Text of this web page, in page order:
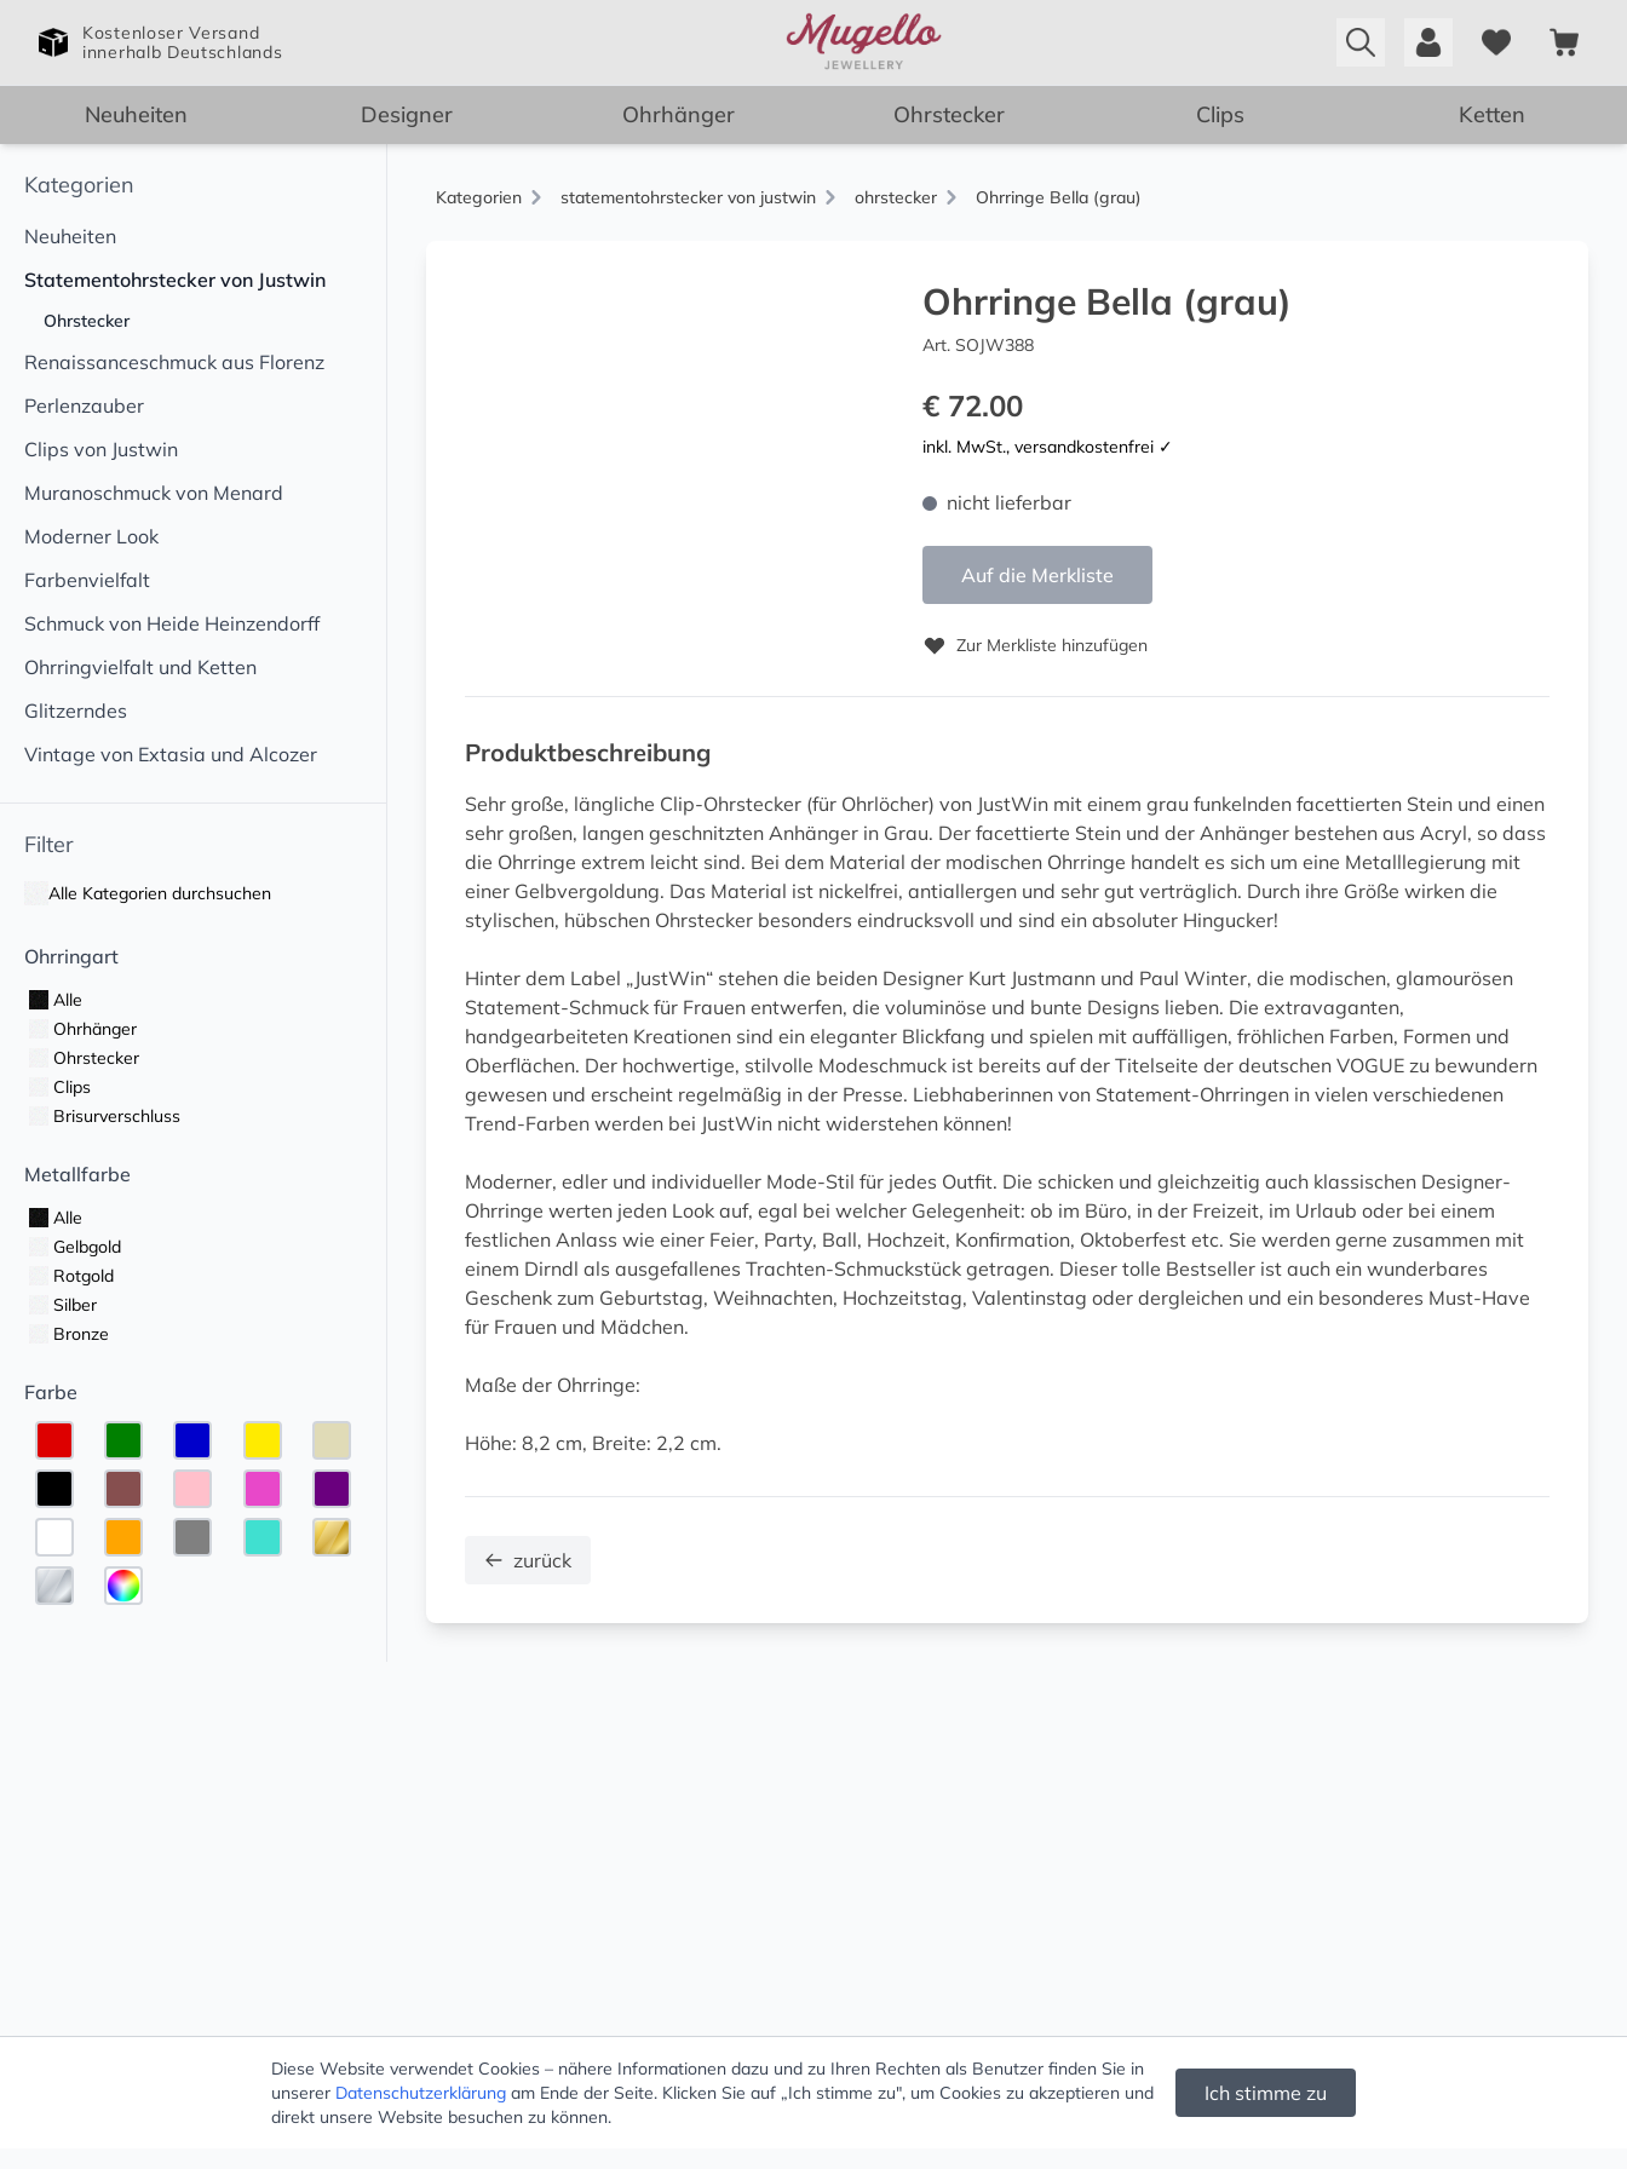
Kostenloser Versand
innerhalb Deutschlands
Neuheiten Designer Ohrhänger Ohrstecker Clips Ketten
Kategorien
Neuheiten
Statementohrstecker von Justwin
Ohrstecker
Renaissanceschmuck aus Florenz
Perlenzauber
Clips von Justwin
Muranoschmuck von Menard
Moderner Look
Farbenvielfalt
Schmuck von Heide Heinzendorff
Ohrringvielfalt und Ketten
Glitzerndes
Vintage von Extasia und Alcozer
Filter
Alle Kategorien durchsuchen
Ohrringart
Alle
Ohrhänger
Ohrstecker
Clips
Brisurverschluss
Metallfarbe
Alle
Gelbgold
Rotgold
Silber
Bronze
Farbe
Kategorien statementohrstecker von justwin ohrstecker Ohrringe Bella (grau)
Ohrringe Bella (grau)
Art. SOJW388
€ 72.00
inkl. MwSt., versandkostenfrei ✓
nicht lieferbar
Auf die Merkliste
Zur Merkliste hinzufügen
Produktbeschreibung
Sehr große, längliche Clip-Ohrstecker (für Ohrlöcher) von JustWin mit einem grau funkelnden facettierten Stein und einen
sehr großen, langen geschnitzten Anhänger in Grau. Der facettierte Stein und der Anhänger bestehen aus Acryl, so dass
die Ohrringe extrem leicht sind. Bei dem Material der modischen Ohrringe handelt es sich um eine Metalllegierung mit
einer Gelbvergoldung. Das Material ist nickelfrei, antiallergen und sehr gut verträglich. Durch ihre Größe wirken die
stylischen, hübschen Ohrstecker besonders eindrucksvoll und sind ein absoluter Hingucker!
Hinter dem Label „JustWin“ stehen die beiden Designer Kurt Justmann und Paul Winter, die modischen, glamourösen
Statement-Schmuck für Frauen entwerfen, die voluminöse und bunte Designs lieben. Die extravaganten,
handgearbeiteten Kreationen sind ein eleganter Blickfang und spielen mit auffälligen, fröhlichen Farben, Formen und
Oberflächen. Der hochwertige, stilvolle Modeschmuck ist bereits auf der Titelseite der deutschen VOGUE zu bewundern
gewesen und erscheint regelmäßig in der Presse. Liebhaberinnen von Statement-Ohrringen in vielen verschiedenen
Trend-Farben werden bei JustWin nicht widerstehen können!
Moderner, edler und individueller Mode-Stil für jedes Outfit. Die schicken und gleichzeitig auch klassischen Designer-
Ohrringe werten jeden Look auf, egal bei welcher Gelegenheit: ob im Büro, in der Freizeit, im Urlaub oder bei einem
festlichen Anlass wie einer Feier, Party, Ball, Hochzeit, Konfirmation, Oktoberfest etc. Sie werden gerne zusammen mit
einem Dirndl als ausgefallenes Trachten-Schmuckstück getragen. Dieser tolle Bestseller ist auch ein wunderbares
Geschenk zum Geburtstag, Weihnachten, Hochzeitstag, Valentinstag oder dergleichen und ein besonderes Must-Have
für Frauen und Mädchen.
Maße der Ohrringe:
Höhe: 8,2 cm, Breite: 2,2 cm.
zurück
Diese Website verwendet Cookies – nähere Informationen dazu und zu Ihren Rechten als Benutzer finden Sie in
unserer Datenschutzerklärung am Ende der Seite. Klicken Sie auf „Ich stimme zu", um Cookies zu akzeptieren und
direkt unsere Website besuchen zu können.
Ich stimme zu